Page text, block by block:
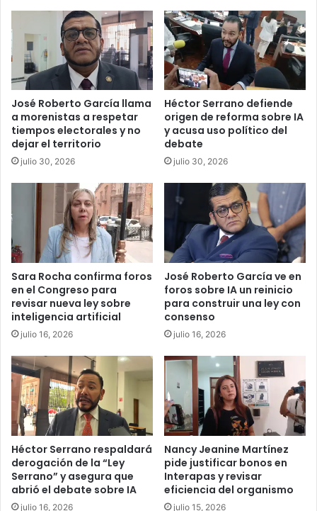
José Roberto García llama
a morenistas a respetar
tiempos electorales y no
dejar el territorio
julio 30, 2026
Héctor Serrano defiende
origen de reforma sobre IA
y acusa uso político del
debate
julio 30, 2026
Sara Rocha confirma foros
en el Congreso para
revisar nueva ley sobre
inteligencia artificial
julio 16, 2026
José Roberto García ve en
foros sobre IA un reinicio
para construir una ley con
consenso
julio 16, 2026
Héctor Serrano respaldará
derogación de la “Ley
Serrano” y asegura que
abrió el debate sobre IA
julio 16, 2026
Nancy Jeanine Martínez
pide justificar bonos en
Interapas y revisar
eficiencia del organismo
julio 15, 2026